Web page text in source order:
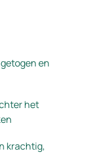
en
het
krachtig,